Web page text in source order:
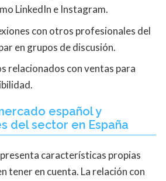
LinkedIn e Instagram.
con otros profesionales del
en grupos de discusión.
relacionados con ventas para
español y
del sector en España
características propias
tener en cuenta. La relación con